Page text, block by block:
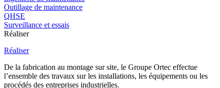
Outillage de maintenance
QHSE
Surveillance et essais
Réaliser
Réaliser
De la fabrication au montage sur site, le Groupe Ortec effectue
l’ensemble des travaux sur les installations, les équipements ou les
procédés des entreprises industrielles.